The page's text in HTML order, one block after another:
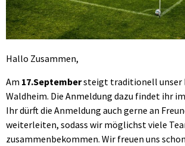
Hallo Zusammen,
Am 17.Septembersteigt traditionell unser
Waldheim. Die Anmeldung dazu findet ihr
Ihr dürft die Anmeldung auch gerne an
weiterleiten, sodass wir möglichst viele
zusammenbekommen. Wir freuen uns